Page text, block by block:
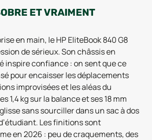
ET VRAIMENT
en main, le HP EliteBook 840 G8
de sérieux. Son châssis en
inspire confiance : on sent que ce
pour encaisser les déplacements
improvisées et les aléas du
1,4 kg sur la balance et ses 18 mm
sans sourciller dans un sac à dos
Les finitions sont
en 2026 : peu de craquements, des